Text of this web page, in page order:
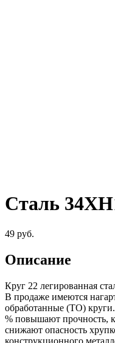
Сталь
49 руб.
Описание
Круг 22 легированная
В продаже имеются
обработанные (ТО)
% повышают прочность,
снижают опасность
конструкционного